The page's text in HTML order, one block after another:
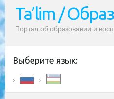
Ta’lim /
Портал об образовании и
Выберите язык: